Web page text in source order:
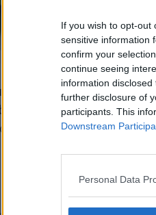
If you wish to opt-out
sensitive information
confirm your
continue seeing
information
further disclosure of
participants. This
Downstream
Personal Data
de orice formă trebuie
”verzișorii”, adică
aceasta intră și